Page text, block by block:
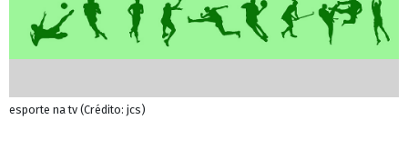
esporte na tv (Crédito: jcs)